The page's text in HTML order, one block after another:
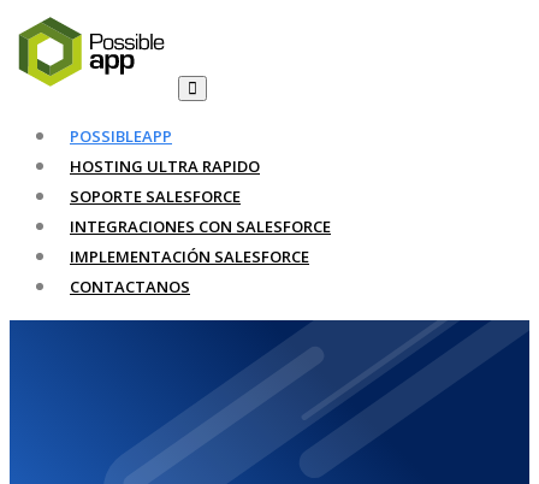
POSSIBLEAPP
HOSTING ULTRA RAPIDO
SOPORTE SALESFORCE
INTEGRACIONES CON SALESFORCE
IMPLEMENTACIÓN SALESFORCE
CONTACTANOS